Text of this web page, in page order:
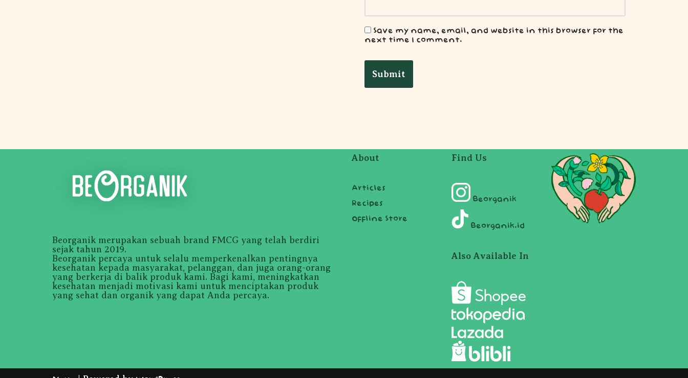
Save my name, email, and website in this browser for the
next time I comment.
Beorganik merupakan sebuah brand FMCG yang telah berdiri
sejak tahun 2019.
Beorganik percaya untuk selalu memperkenalkan pentingnya
kesehatan kepada masyarakat, pelanggan, dan juga orang-orang
yang berkerja di balik produk kami. Bagi kami, meningkatkan
kesehatan menjadi motivasi kami untuk menciptakan produk
yang sehat dan organik yang dapat Anda percaya.
About
Articles
Recipes
Offline Store
Find Us
Beorganik
Beorganik.id
Also Available In